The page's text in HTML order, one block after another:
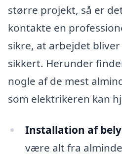
større projekt, så er
kontakte en
sikre, at arbejdet
sikkert. Herunder
nogle af de mest
som elektrikeren kan
Installation af
være alt fra